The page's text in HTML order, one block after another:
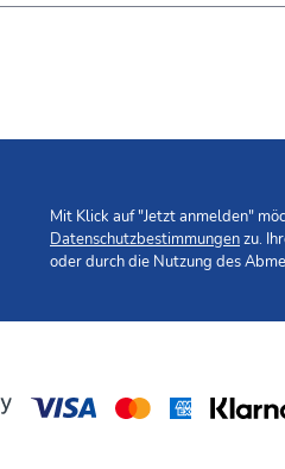
Mit Klick auf "Jetzt anmelden"
Datenschutzbestimmungenzu.
oder durch die Nutzung des